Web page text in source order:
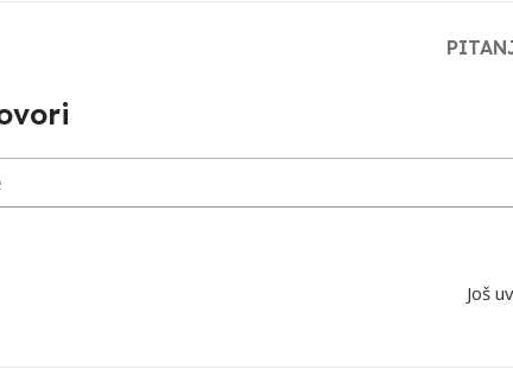
Još